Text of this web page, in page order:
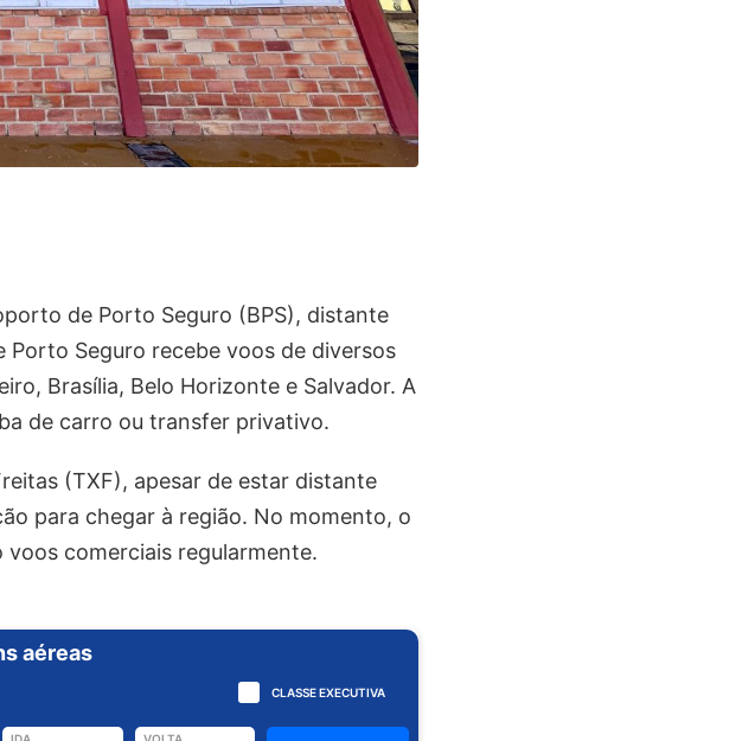
de Porto Seguro (BPS), distante
Seguro recebe voos de diversos
Brasília, Belo Horizonte e Salvador. A
de carro ou transfer privativo.
(TXF), apesar de estar distante
para chegar à região. No momento, o
comerciais regularmente.
aéreas
CLASSE EXECUTIVA